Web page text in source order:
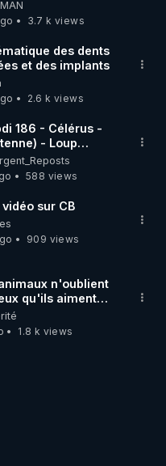
3.7 k views
des dents
et des implants
2.6 k views
186 - Célérus -
- Loup
2026.08.06
588 views
sur CB
909 views
n'oublient
qu'ils aiment…
1.8 k views